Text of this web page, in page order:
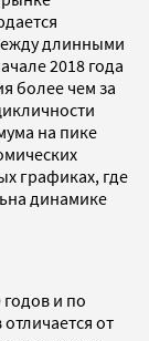
длинными
2018 года
более чем за
на пике
графиках, где
динамике
и по
от